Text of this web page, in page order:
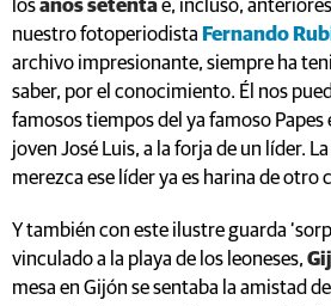
losaños setentae, incluso,
nuestro fotoperiodista Fernando
archivo impresionante, siempre ha
saber, por el conocimiento. Él nos
famosos tiempos del ya famoso Papes
joven José Luis, a la forja de un líder.
merezca ese líder ya es harina de otro
Y también con este ilustre guarda
vinculado a la playa de los leoneses,
mesa en Gijón se sentaba la amistad